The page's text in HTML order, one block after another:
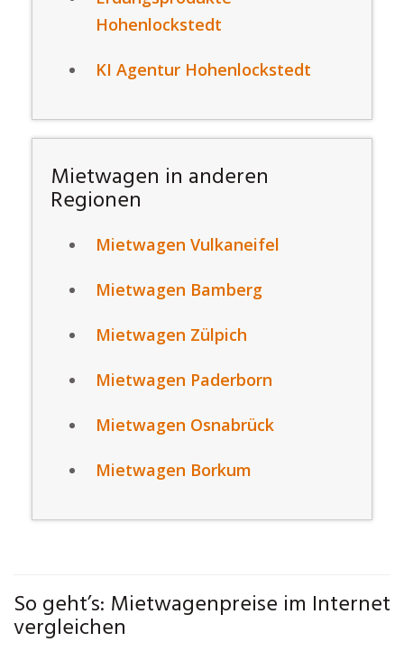
Hohenlockstedt
KI Agentur Hohenlockstedt
Mietwagen in anderen
Regionen
Mietwagen Vulkaneifel
Mietwagen Bamberg
Mietwagen Zülpich
Mietwagen Paderborn
Mietwagen Osnabrück
Mietwagen Borkum
So geht’s: Mietwagenpreise im Internet
vergleichen